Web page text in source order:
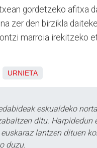
gordetzeko afitxa
zer den birzikla
marroia irekitzeko
URNIETA
eskualdeko
ditu. Harpidedun
lantzen dituen
duzu.